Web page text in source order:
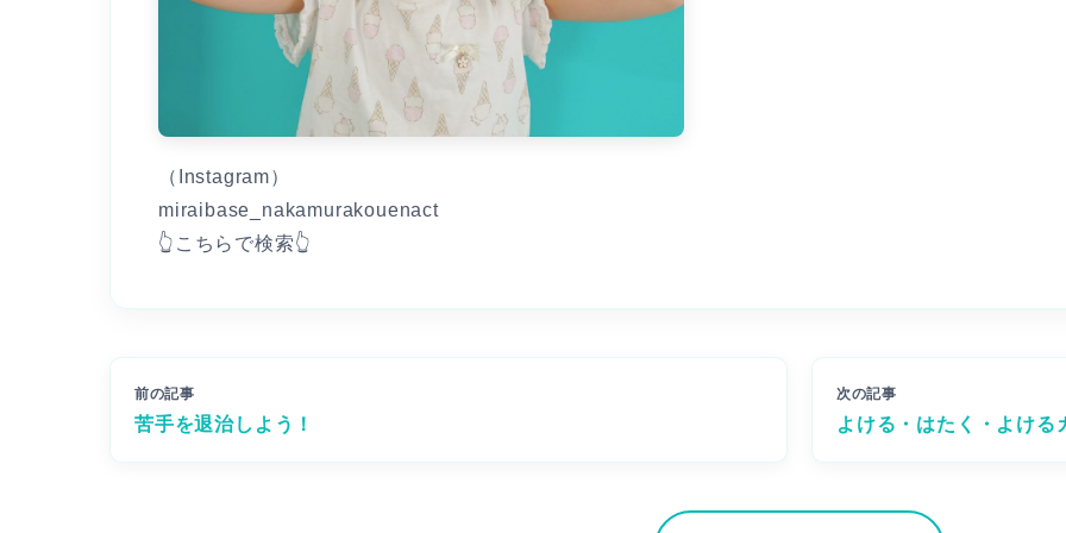
（Instagram）
miraibase_nakamurakouenact
👆こちらで検索👆
前の記事
苦手を退治しよう！
次の記事
よける・はたく・よける